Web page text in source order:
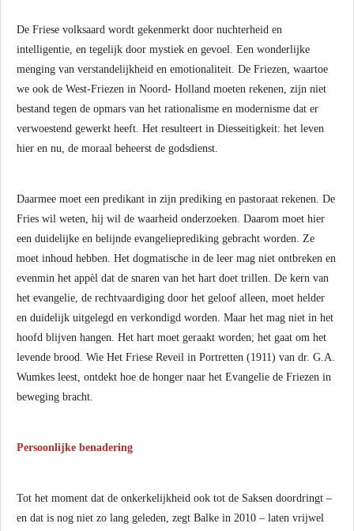
De Friese volksaard wordt gekenmerkt door nuchterheid en
intelligentie, en tegelijk door mystiek en gevoel. Een wonderlijke
menging van verstandelijkheid en emotionaliteit. De Friezen, waartoe
we ook de West-Friezen in Noord- Holland moeten rekenen, zijn niet
bestand tegen de opmars van het rationalisme en modernisme dat er
verwoestend gewerkt heeft. Het resulteert in Diesseitigkeit: het leven
hier en nu, de moraal beheerst de godsdienst.
Daarmee moet een predikant in zijn prediking en pastoraat rekenen. De
Fries wil weten, hij wil de waarheid onderzoeken. Daarom moet hier
een duidelijke en belijnde evangelieprediking gebracht worden. Ze
moet inhoud hebben. Het dogmatische in de leer mag niet ontbreken en
evenmin het appèl dat de snaren van het hart doet trillen. De kern van
het evangelie, de rechtvaardiging door het geloof alleen, moet helder
en duidelijk uitgelegd en verkondigd worden. Maar het mag niet in het
hoofd blijven hangen. Het hart moet geraakt worden; het gaat om het
levende brood. Wie Het Friese Reveil in Portretten (1911) van dr. G.A.
Wumkes leest, ontdekt hoe de honger naar het Evangelie de Friezen in
beweging bracht.
Persoonlijke benadering
Tot het moment dat de onkerkelijkheid ook tot de Saksen doordringt –
en dat is nog niet zo lang geleden, zegt Balke in 2010 – laten vrijwel